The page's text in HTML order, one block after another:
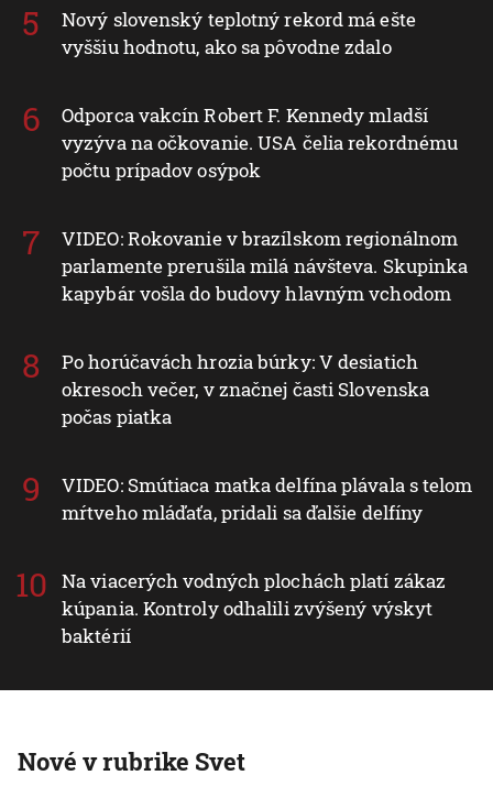
Nový slovenský teplotný rekord má ešte
vyššiu hodnotu, ako sa pôvodne zdalo
Odporca vakcín Robert F. Kennedy mladší
vyzýva na očkovanie. USA čelia rekordnému
počtu prípadov osýpok
VIDEO: Rokovanie v brazílskom regionálnom
parlamente prerušila milá návšteva. Skupinka
kapybár vošla do budovy hlavným vchodom
Po horúčavách hrozia búrky: V desiatich
okresoch večer, v značnej časti Slovenska
počas piatka
VIDEO: Smútiaca matka delfína plávala s telom
mŕtveho mláďaťa, pridali sa ďalšie delfíny
Na viacerých vodných plochách platí zákaz
kúpania. Kontroly odhalili zvýšený výskyt
baktérií
Nové v rubrike Svet